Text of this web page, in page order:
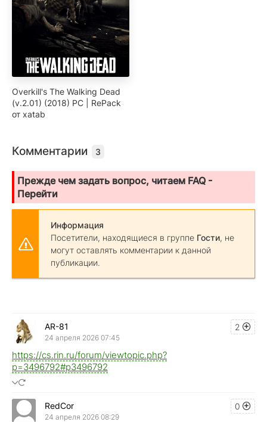
Overkill's The Walking Dead
(v.2.01) (2018) PC | RePack
от xatab
Комментарии 3
Прежде чем задать вопрос, читаем FAQ -
Перейти
Информация
Посетители, находящиеся в группе Гости, не
могут оставлять комментарии к данной
публикации.
2
AR-81
24 апреля 2026 07:45
https://cs.rin.ru/forum/viewtopic.php?
p=3496792#p3496792
0
RedCor
24 апреля 2026 08:29